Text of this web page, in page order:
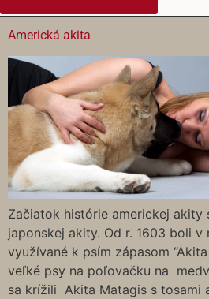
Americká akita
Začiatok histórie americkej akity
japonskej akity. Od r. 1603 boli v
využívané k psím zápasom
veľké psy na poľovačku na
sa krížili Akita Matagis s tosami